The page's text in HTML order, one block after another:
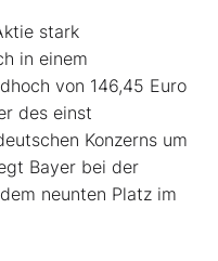
stark
in einem
von 146,45 Euro
des einst
Konzerns um
Bayer bei der
neunten Platz im